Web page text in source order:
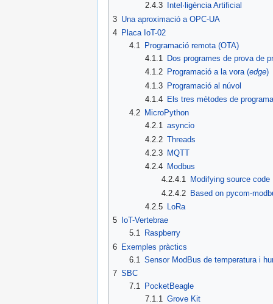
2.4.3
Intel·ligència Artificial
3 Una aproximació a OPC-UA
4 Placa IoT-02
4.1
Programació remota (OTA)
4.1.1
Dos programes de prova de
4.1.2 Programació a la vora (edge)
4.1.3 Programació al núvol
4.1.4 Els tres mètodes de
4.2
MicroPython
4.2.1 asyncio
4.2.2 Threads
4.2.3 MQTT
4.2.4 Modbus
4.2.4.1
Modifying source code
4.2.4.2 Based on pycom-
4.2.5
LoRa
5
IoT-Vertebrae
5.1
Raspberry
6 Exemples pràctics
6.1 Sensor ModBus de temperatura i
7 SBC
7.1
PocketBeagle
7.1.1
Grove Kit